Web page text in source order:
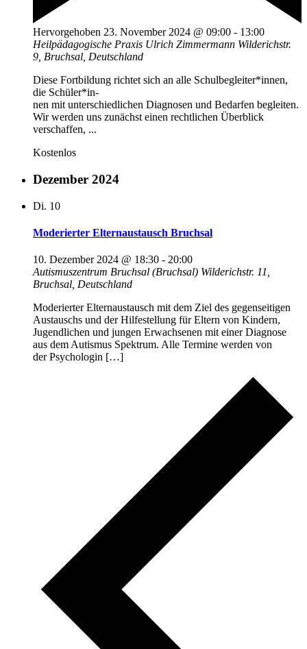
Hervorgehoben 23. November 2024 @ 09:00 - 13:00
Heilpädagogische Praxis Ulrich Zimmermann Wilderichstr.
9, Bruchsal, Deutschland
Diese Fortbildung richtet sich an alle Schulbegleiter*innen,
die Schüler*in-
nen mit unterschiedlichen Diagnosen und Bedarfen begleiten.
Wir werden uns zunächst einen rechtlichen Überblick
verschaffen, ...
Kostenlos
Dezember 2024
Di. 10
Moderierter Elternaustausch Bruchsal
10. Dezember 2024 @ 18:30 - 20:00
Autismuszentrum Bruchsal (Bruchsal) Wilderichstr. 11,
Bruchsal, Deutschland
Moderierter Elternaustausch mit dem Ziel des gegenseitigen
Austauschs und der Hilfestellung für Eltern von Kindern,
Jugendlichen und jungen Erwachsenen mit einer Diagnose
aus dem Autismus Spektrum. Alle Termine werden von
der Psychologin […]